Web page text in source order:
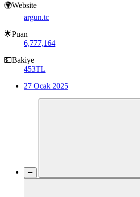
🌍Website
argun.tc
🌟Puan
6,777,164
💵Bakiye
453TL
27 Ocak 2025
➖